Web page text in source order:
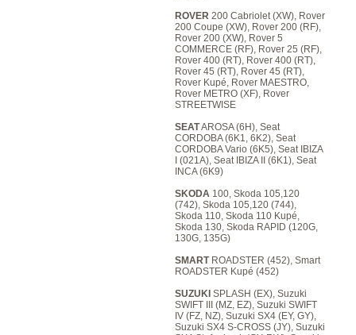
ROVER 200 Cabriolet (XW), Rover
200 Coupe (XW), Rover 200 (RF),
Rover 200 (XW), Rover 5
COMMERCE (RF), Rover 25 (RF),
Rover 400 (RT), Rover 400 (RT),
Rover 45 (RT), Rover 45 (RT),
Rover Kupé, Rover MAESTRO,
Rover METRO (XF), Rover
STREETWISE
SEATAROSA (6H), Seat
CORDOBA (6K1, 6K2), Seat
CORDOBA Vario (6K5), Seat IBIZA
I (021A), Seat IBIZA II (6K1), Seat
INCA (6K9)
SKODA 100, Skoda 105,120
(742), Skoda 105,120 (744),
Skoda 110, Skoda 110 Kupé,
Skoda 130, Skoda RAPID (120G,
130G, 135G)
SMARTROADSTER (452), Smart
ROADSTER Kupé (452)
SUZUKI SPLASH (EX), Suzuki
SWIFT III (MZ, EZ), Suzuki SWIFT
IV (FZ, NZ), Suzuki SX4 (EY, GY),
Suzuki SX4 S-CROSS (JY), Suzuki